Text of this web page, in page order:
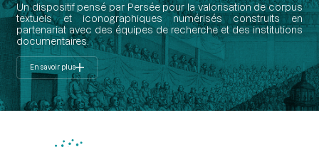
Un dispositif pensé par Persée pour la valorisation de corpus
textuels et iconographiques numérisés construits en
partenariat avec des équipes de recherche et des institutions
documentaires.
En savoir plus